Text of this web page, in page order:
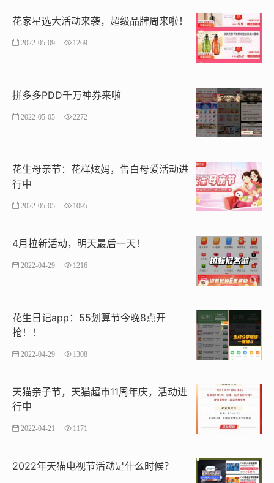
花家星选大活动来袭，超级品牌周来啦！
2022-05-09 1269
拼多多PDD千万神券来啦
2022-05-05 2272
花生母亲节：花样炫妈，告白母爱活动进
行中
2022-05-05 1095
4月拉新活动，明天最后一天！
2022-04-29 1216
花生日记app：55划算节今晚8点开
抢！！
2022-04-29 1308
天猫亲子节，天猫超市11周年庆，活动进
行中
2022-04-21 1171
2022年天猫电视节活动是什么时候？